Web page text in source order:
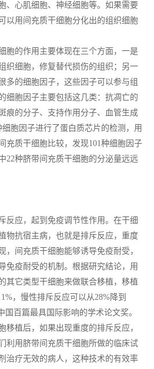
、心肌细胞、神经细胞等。如果需要
以用间充质干细胞分化出的组织细胞
胞的作用主要体现在三个方面，一是
织细胞，修复替代损伤的组织；另一
多的细胞因子，这些因子可以参与组
细胞因子主要包括这几类：抗凋亡的
痕的分子、支持作用分子、血管生成
胞因子进行了蛋白质芯片的检测，用
充质干细胞比较，发现101种细胞因子
22种脐带间充质干细胞的分泌量远远
反应，起到免疫调节性作用。在干细
物抗宿主病，也就是排斥反应，重度
，间充质干细胞能够诱导免疫耐受，
免疫耐受的机制。根据研究结论，用
其它类型干细胞来做联合移植，移植
，慢性排斥反应可以从28%降到
国百篇最具国际影响的学术论文奖。
移植后，如果出现重度的排斥反应，
利用脐带间充质干细胞所做的临床试
治疗无效的病人，这种技术的有效率